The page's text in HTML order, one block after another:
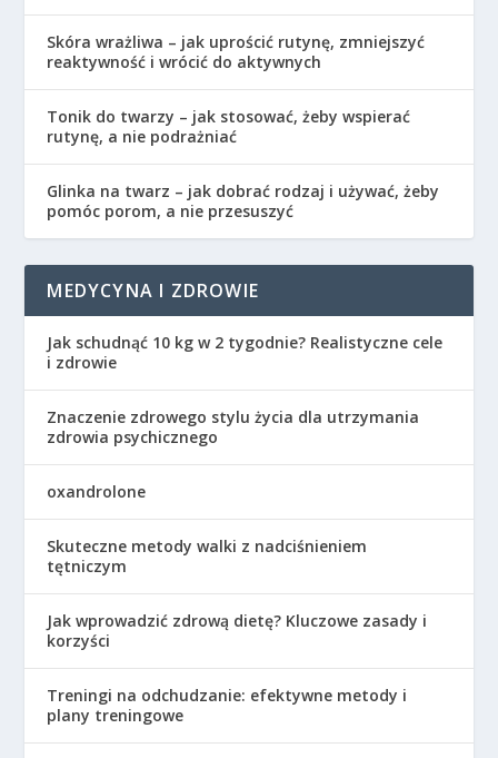
Skóra wrażliwa – jak uprościć rutynę, zmniejszyć
reaktywność i wrócić do aktywnych
Tonik do twarzy – jak stosować, żeby wspierać
rutynę, a nie podrażniać
Glinka na twarz – jak dobrać rodzaj i używać, żeby
pomóc porom, a nie przesuszyć
MEDYCYNA I ZDROWIE
Jak schudnąć 10 kg w 2 tygodnie? Realistyczne cele
i zdrowie
Znaczenie zdrowego stylu życia dla utrzymania
zdrowia psychicznego
oxandrolone
Skuteczne metody walki z nadciśnieniem
tętniczym
Jak wprowadzić zdrową dietę? Kluczowe zasady i
korzyści
Treningi na odchudzanie: efektywne metody i
plany treningowe